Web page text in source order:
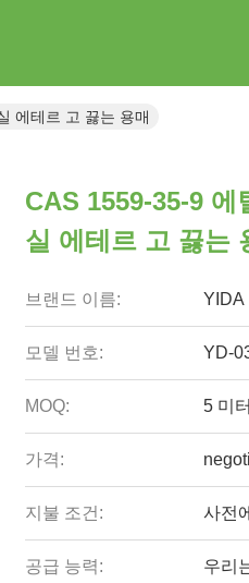
에테르 고 끓는 용매
CAS 1559-35-9 에
실 에테르 고 끓는
브랜드 이름: YIDA
모델 번호: YD-
MOQ: 5 미
가격:
지불 조건: 사전
공급 능력: 우리